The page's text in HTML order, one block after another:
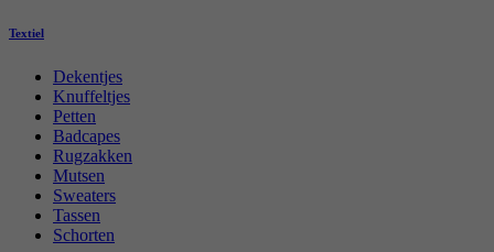
Textiel
Dekentjes
Knuffeltjes
Petten
Badcapes
Rugzakken
Mutsen
Sweaters
Tassen
Schorten